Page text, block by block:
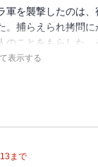
軍を襲撃したのは、
。捕らえられ拷問に
のことをもらした
は、途中の村を焼き
表示する
まで